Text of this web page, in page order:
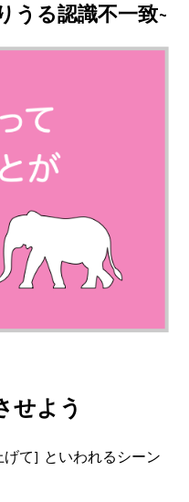
うる認識不一致~
せよう
て] といわれるシーン